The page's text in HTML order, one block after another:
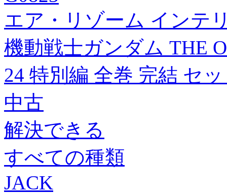
エア・リゾーム インテ
機動戦士ガンダム THE
24 特別編 全巻 完結 セ
中古
解決できる
すべての種類
JACK